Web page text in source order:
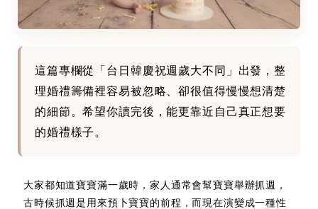
這篇專欄從「台日韓慶祝週歲大不同」出發，整
理婚禮籌備裡容易被忽略、卻很值得慢慢想清楚
的細節。希望你讀完後，能更靠近自己真正想要
的婚禮樣子。
大家都知道寶寶滿一歲時，家人通常會幫寶寶舉辦抓週，
古時候抓週是用來預卜寶寶的前程，而現在演變成一種性